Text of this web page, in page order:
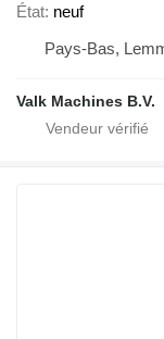
État neuf
Pays-Bas,
Valk Machines B.V.